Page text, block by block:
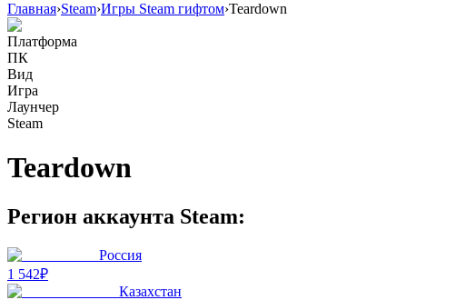
Главная›Steam›Игры Steam гифтом›Teardown
Платформа
ПК
Вид
Игра
Лаунчер
Steam
Teardown
Регион аккаунта Steam:
Россия
1 542₽
Казахстан